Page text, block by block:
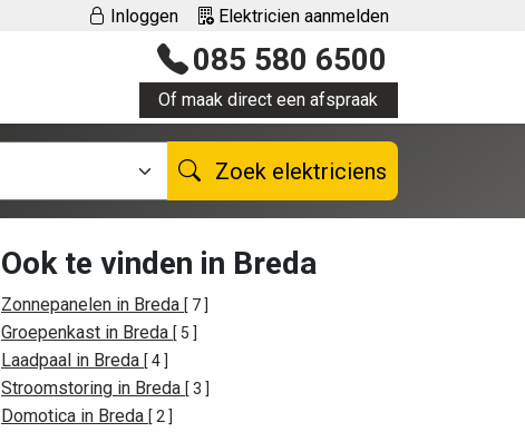
Inloggen Elektricien aanmelden
085 580 6500
Of maak direct een afspraak
Zoek elektriciens
Ook te vinden in Breda
Zonnepanelen in Breda [ 7 ]
Groepenkast in Breda [ 5 ]
Laadpaal in Breda [ 4 ]
Stroomstoring in Breda [ 3 ]
Domotica in Breda [ 2 ]